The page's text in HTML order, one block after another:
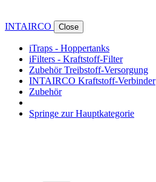
INTAIRCO Close
iTraps - Hoppertanks
iFilters - Kraftstoff-Filter
Zubehör Treibstoff-Versorgung
INTAIRCO Kraftstoff-Verbinder
Zubehör
Springe zur Hauptkategorie